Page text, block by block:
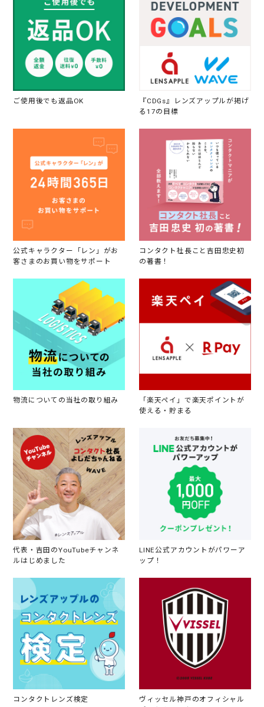
ご使用後でも返品OK
『CDGs』レンズアップルが掲げ
る17の目標
公式キャラクター「レン」がお
客さまのお買い物をサポート
コンタクト社長こと吉田忠史初
の著書！
物流についての当社の取り組み
「楽天ペイ」で楽天ポイントが
使える・貯まる
代表・吉田のYouTubeチャンネ
ルはじめました
LINE公式アカウントがパワーア
ップ！
コンタクトレンズ検定
ヴィッセル神戸のオフィシャル